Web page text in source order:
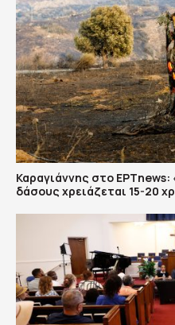
Καραγιάννης στο
δάσους χρειάζεται 15-20